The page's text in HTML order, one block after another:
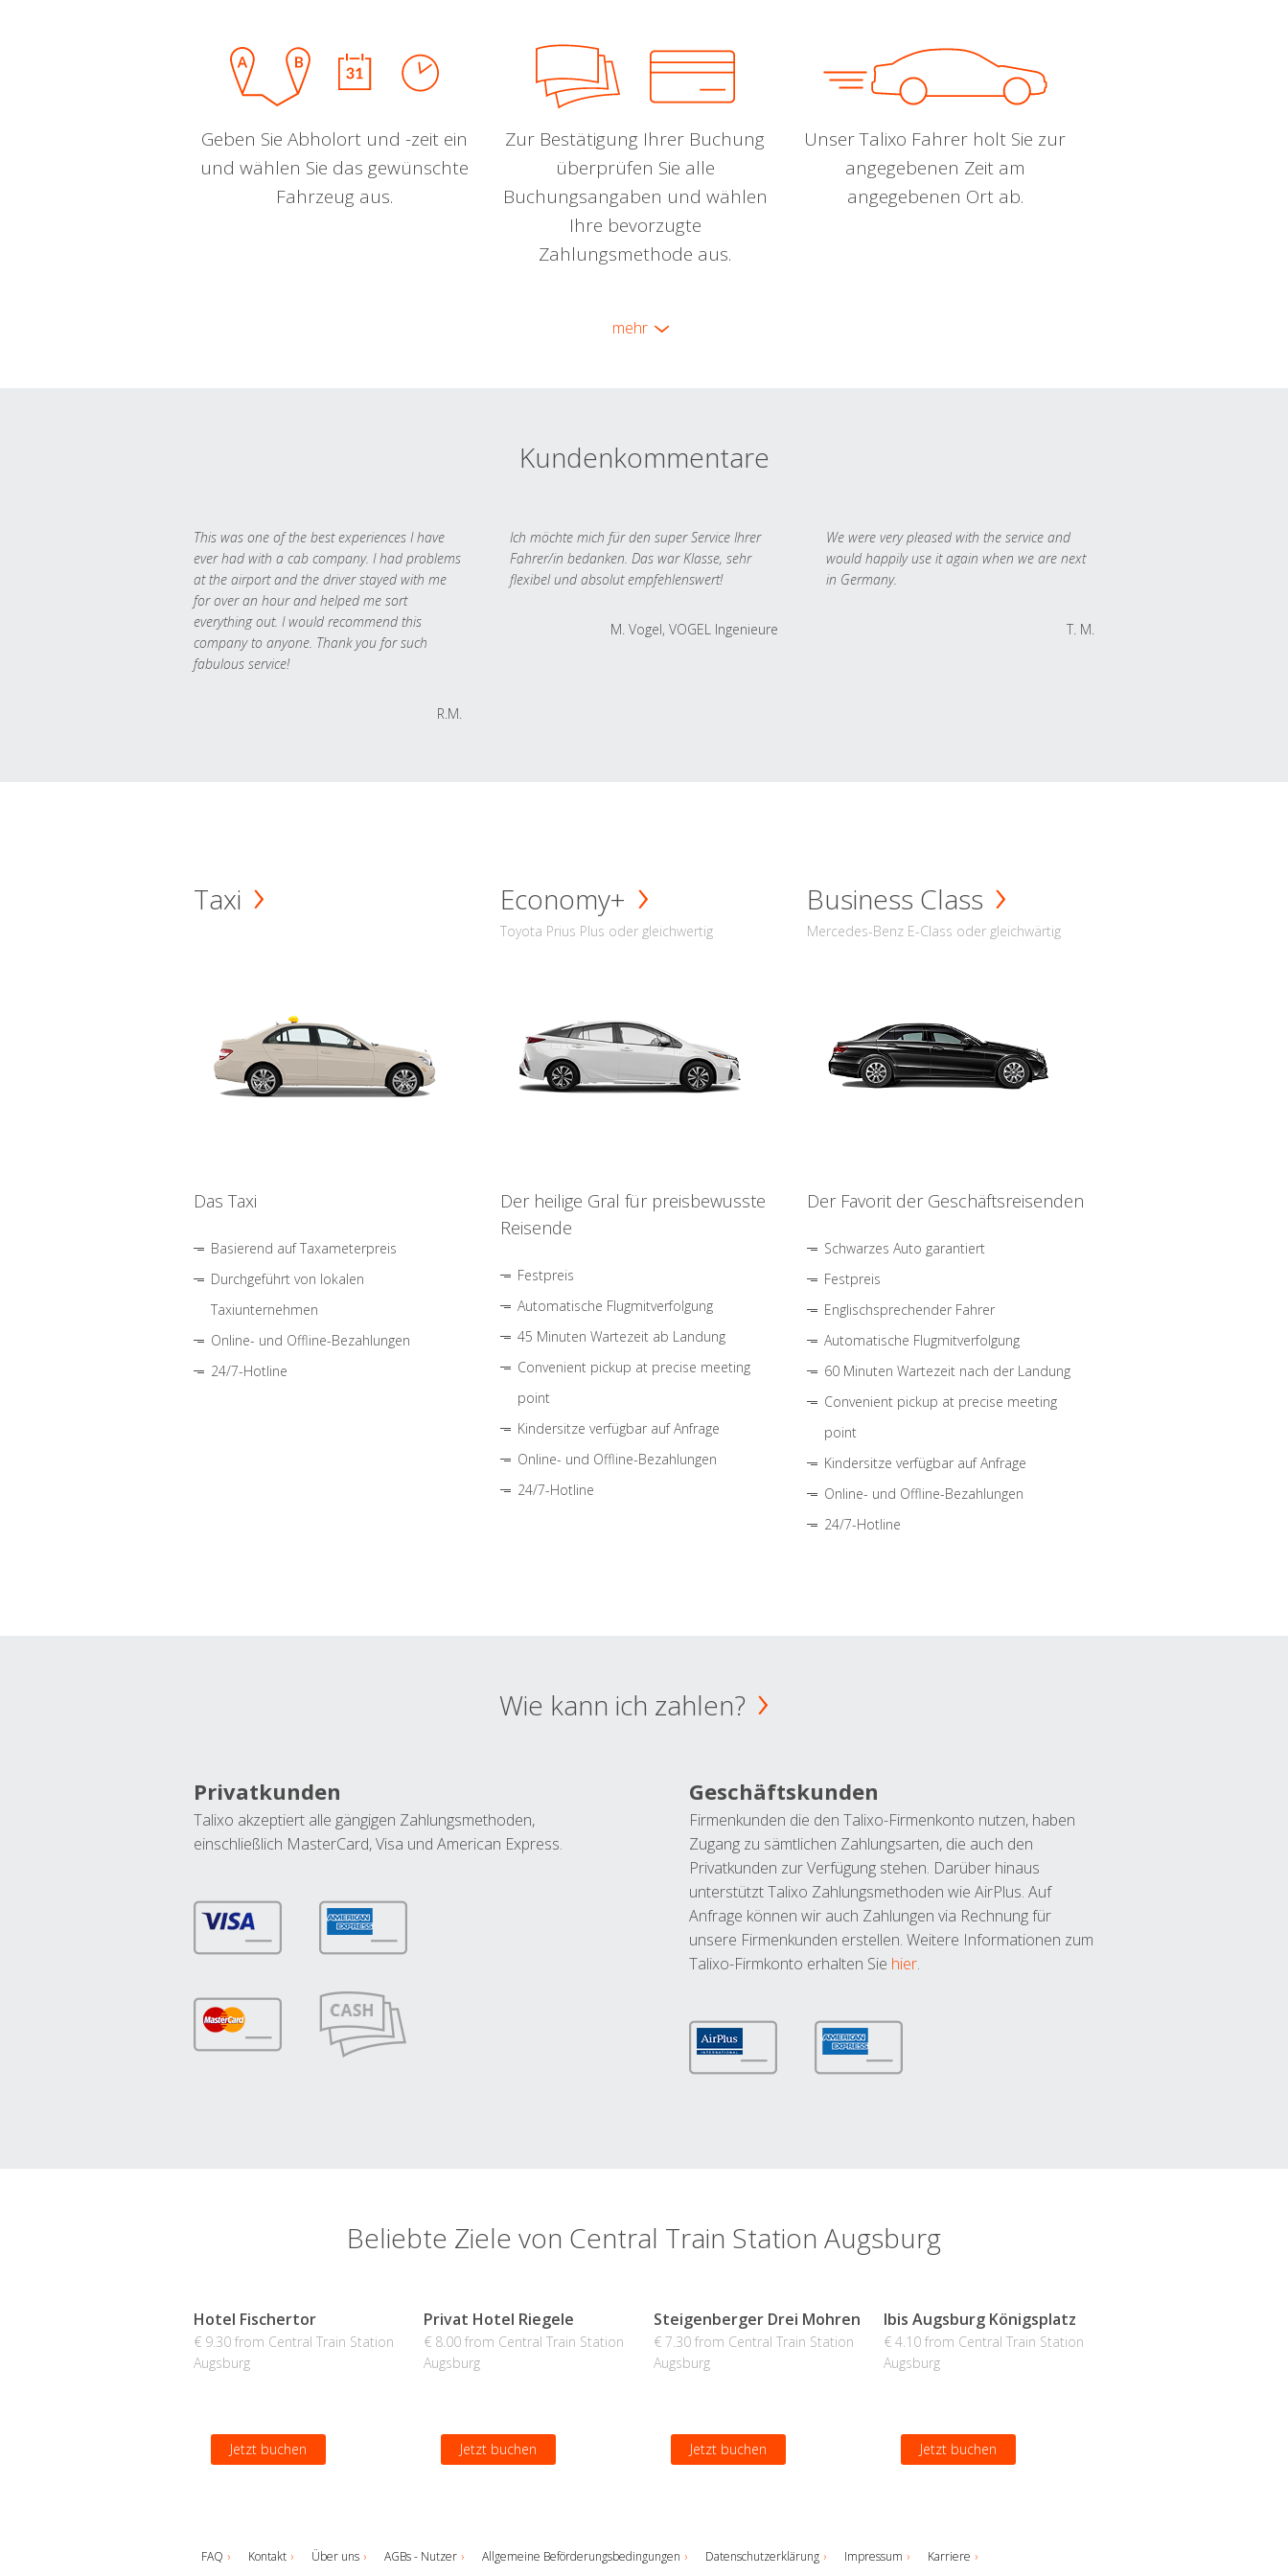
Geben Sie Abholort und -zeit ein
und wählen Sie das gewünschte
Fahrzeug aus.
Zur Bestätigung Ihrer Buchung
überprüfen Sie alle
Buchungsangaben und wählen
Ihre bevorzugte
Zahlungsmethode aus.
Unser Talixo Fahrer holt Sie zur
angegebenen Zeit am
angegebenen Ort ab.
mehr
Kundenkommentare
This was one of the best experiences I have
ever had with a cab company. I had problems
at the airport and the driver stayed with me
for over an hour and helped me sort
everything out. I would recommend this
company to anyone. Thank you for such
fabulous service!
R.M.
Ich möchte mich für den super Service Ihrer
Fahrer/in bedanken. Das war Klasse, sehr
flexibel und absolut empfehlenswert!
M. Vogel, VOGEL Ingenieure
We were very pleased with the service and
would happily use it again when we are next
in Germany.
T. M.
Taxi
Das Taxi
Basierend auf Taxameterpreis
Durchgeführt von lokalen
Taxiunternehmen
Online- und Offline-Bezahlungen
24/7-Hotline
Economy+
Toyota Prius Plus oder gleichwertig
Der heilige Gral für preisbewusste
Reisende
Festpreis
Automatische Flugmitverfolgung
45 Minuten Wartezeit ab Landung
Convenient pickup at precise meeting
point
Kindersitze verfügbar auf Anfrage
Online- und Offline-Bezahlungen
24/7-Hotline
Business Class
Mercedes-Benz E-Class oder gleichwärtig
Der Favorit der Geschäftsreisenden
Schwarzes Auto garantiert
Festpreis
Englischsprechender Fahrer
Automatische Flugmitverfolgung
60 Minuten Wartezeit nach der Landung
Convenient pickup at precise meeting
point
Kindersitze verfügbar auf Anfrage
Online- und Offline-Bezahlungen
24/7-Hotline
Wie kann ich zahlen?
Privatkunden
Talixo akzeptiert alle gängigen Zahlungsmethoden,
einschließlich MasterCard, Visa und American Express.
Geschäftskunden
Firmenkunden die den Talixo-Firmenkonto nutzen, haben
Zugang zu sämtlichen Zahlungsarten, die auch den
Privatkunden zur Verfügung stehen. Darüber hinaus
unterstützt Talixo Zahlungsmethoden wie AirPlus. Auf
Anfrage können wir auch Zahlungen via Rechnung für
unsere Firmenkunden erstellen. Weitere Informationen zum
Talixo-Firmkonto erhalten Sie hier.
Beliebte Ziele von Central Train Station Augsburg
Hotel Fischertor
€ 9.30 from Central Train Station
Augsburg
Jetzt buchen
Privat Hotel Riegele
€ 8.00 from Central Train Station
Augsburg
Jetzt buchen
Steigenberger Drei Mohren
€ 7.30 from Central Train Station
Augsburg
Jetzt buchen
Ibis Augsburg Königsplatz
€ 4.10 from Central Train Station
Augsburg
Jetzt buchen
FAQ Kontakt Über uns AGBs - Nutzer Allgemeine Beförderungsbedingungen Datenschutzerklärung Impressum Karriere